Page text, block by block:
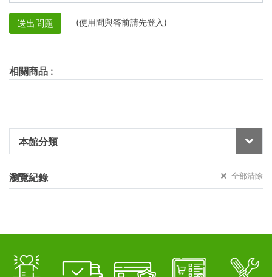
本館分類
瀏覽紀錄 全部清除
送出問題 (使用問與答前請先登入)
相關商品 :